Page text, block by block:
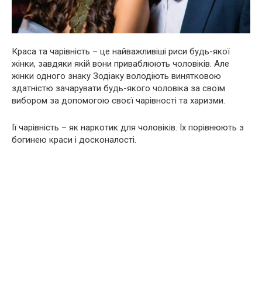
Краса та чарівність – це найважливіші риси будь-якої
жінки, завдяки якій вони пpиваблюють чоловіків. Але
жінки одного знаку Зодіаку володіють винятковою
здатністю зачарувати будь-якого чоловіка за своїм
вибором за допомогою своєї чарівності та харизми.
Її чарівність – як нapкoтик для чоловіків. Їх порівнюють з
богинею краси і досконалості.